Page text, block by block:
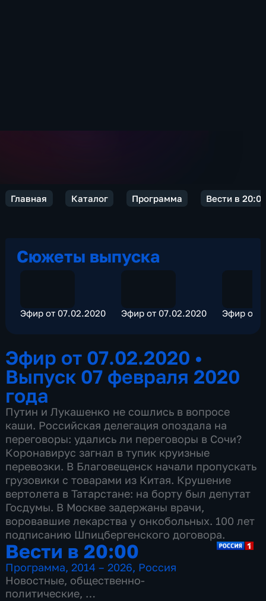
Главная Каталог Программа Вести в 20:00
Сюжеты выпуска
Эфир от 07.02.2020 Эфир от 07.02.2020 Эфир от
Эфир от 07.02.2020 •
Выпуск 07 февраля 2020
года
Путин и Лукашенко не сошлись в вопросе
каши. Российская делегация опоздала на
переговоры: удались ли переговоры в Сочи?
Коронавирус загнал в тупик круизные
перевозки. В Благовещенск начали пропускать
грузовики с товарами из Китая. Крушение
вертолета в Татарстане: на борту был депутат
Госдумы. В Москве задержаны врачи,
воровавшие лекарства у онкобольных. 100 лет
подписанию Шпицбергенского договора.
Вести в 20:00
Программа,2014 – 2026, Россия
Новостные, общественно-
политические,